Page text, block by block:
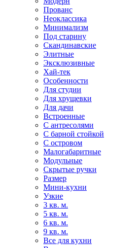
Прованс
Неоклассика
Минимализм
Под старину
Скандинавские
Элитные
Эксклюзивные
Хай-тек
Особенности
Для студии
Для хрущевки
Для дачи
Встроенные
С антресолями
С барной стойкой
С островом
Малогабаритные
Модульные
Скрытые ручки
Размер
Мини-кухни
Узкие
3 кв. м.
5 кв. м.
6 кв. м.
9 кв. м.
Все для кухни